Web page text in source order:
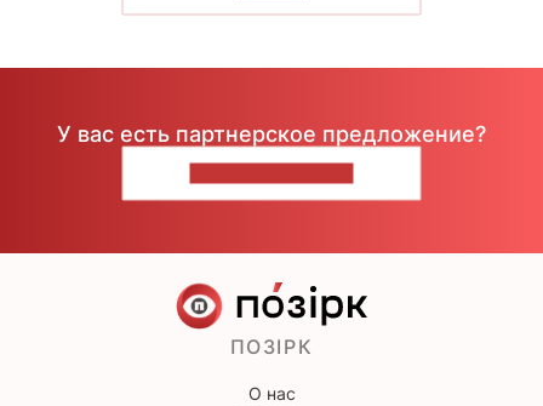
У вас есть партнерское предложение?
ПОЗІРК
О нас